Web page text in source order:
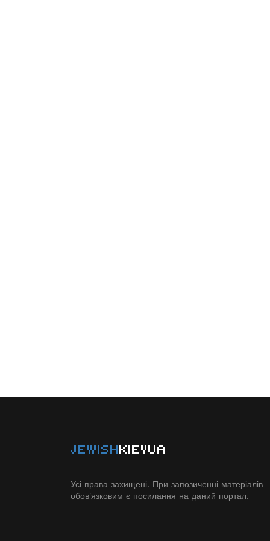
JEWISHKIEVUA
Усі права захищені. При запозиченні матеріалів
обов'язковим є посилання на даний портал.